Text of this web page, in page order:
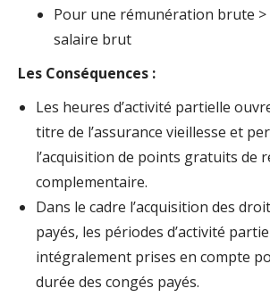
Pour une rémunération brute >
salaire brut
Les Conséquences :
Les heures d’activité partielle
titre de l’assurance vieillesse et
l’acquisition de points gratuits de
complementaire.
Dans le cadre l’acquisition des
payés, les périodes d’activité
intégralement prises en compte
durée des congés payés.